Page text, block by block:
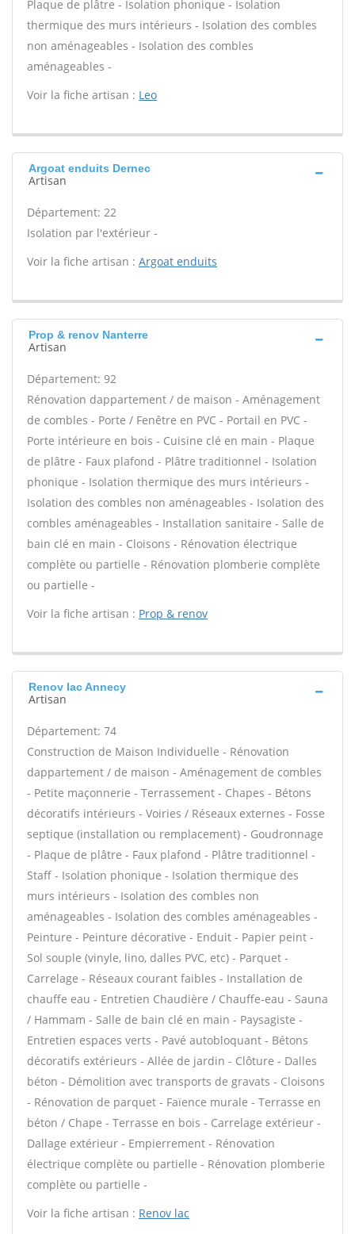
Plaque de plâtre - Isolation phonique - Isolation
thermique des murs intérieurs - Isolation des combles
non aménageables - Isolation des combles
aménageables -
Voir la fiche artisan : Leo
Argoat enduits Dernec
Artisan
Département: 22
Isolation par l'extérieur -
Voir la fiche artisan : Argoat enduits
Prop & renov Nanterre
Artisan
Département: 92
Rénovation dappartement / de maison - Aménagement
de combles - Porte / Fenêtre en PVC - Portail en PVC -
Porte intérieure en bois - Cuisine clé en main - Plaque
de plâtre - Faux plafond - Plâtre traditionnel - Isolation
phonique - Isolation thermique des murs intérieurs -
Isolation des combles non aménageables - Isolation des
combles aménageables - Installation sanitaire - Salle de
bain clé en main - Cloisons - Rénovation électrique
complète ou partielle - Rénovation plomberie complète
ou partielle -
Voir la fiche artisan : Prop & renov
Renov lac Annecy
Artisan
Département: 74
Construction de Maison Individuelle - Rénovation
dappartement / de maison - Aménagement de combles
- Petite maçonnerie - Terrassement - Chapes - Bétons
décoratifs intérieurs - Voiries / Réseaux externes - Fosse
septique (installation ou remplacement) - Goudronnage
- Plaque de plâtre - Faux plafond - Plâtre traditionnel -
Staff - Isolation phonique - Isolation thermique des
murs intérieurs - Isolation des combles non
aménageables - Isolation des combles aménageables -
Peinture - Peinture décorative - Enduit - Papier peint -
Sol souple (vinyle, lino, dalles PVC, etc) - Parquet -
Carrelage - Réseaux courant faibles - Installation de
chauffe eau - Entretien Chaudière / Chauffe-eau - Sauna
/ Hammam - Salle de bain clé en main - Paysagiste -
Entretien espaces verts - Pavé autobloquant - Bétons
décoratifs extérieurs - Allée de jardin - Clôture - Dalles
béton - Démolition avec transports de gravats - Cloisons
- Rénovation de parquet - Faïence murale - Terrasse en
béton / Chape - Terrasse en bois - Carrelage extérieur -
Dallage extérieur - Empierrement - Rénovation
électrique complète ou partielle - Rénovation plomberie
complète ou partielle -
Voir la fiche artisan : Renov lac